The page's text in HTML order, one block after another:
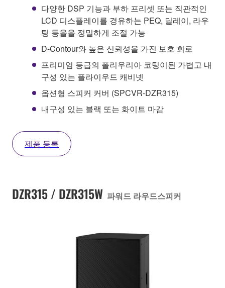
다양한 DSP 기능과 부하 프리셋 또는 직관적인
LCD 디스플레이를 경유하는 PEQ, 딜레이, 라우
팅 등을을 정밀하게 조절 가능
D-Contour와 높은 신뢰성을 가진 보호 회로
프리미엄 등급의 폴리우리아 코팅이된 가볍고 내
구성 있는 플라이우드 캐비넷
옵션형 스피커 커버 (SPCVR-DZR315)
내구성 있는 블랙 또는 화이트 마감
제품 등록
DZR315 / DZR315W 파워드 라우드스피커